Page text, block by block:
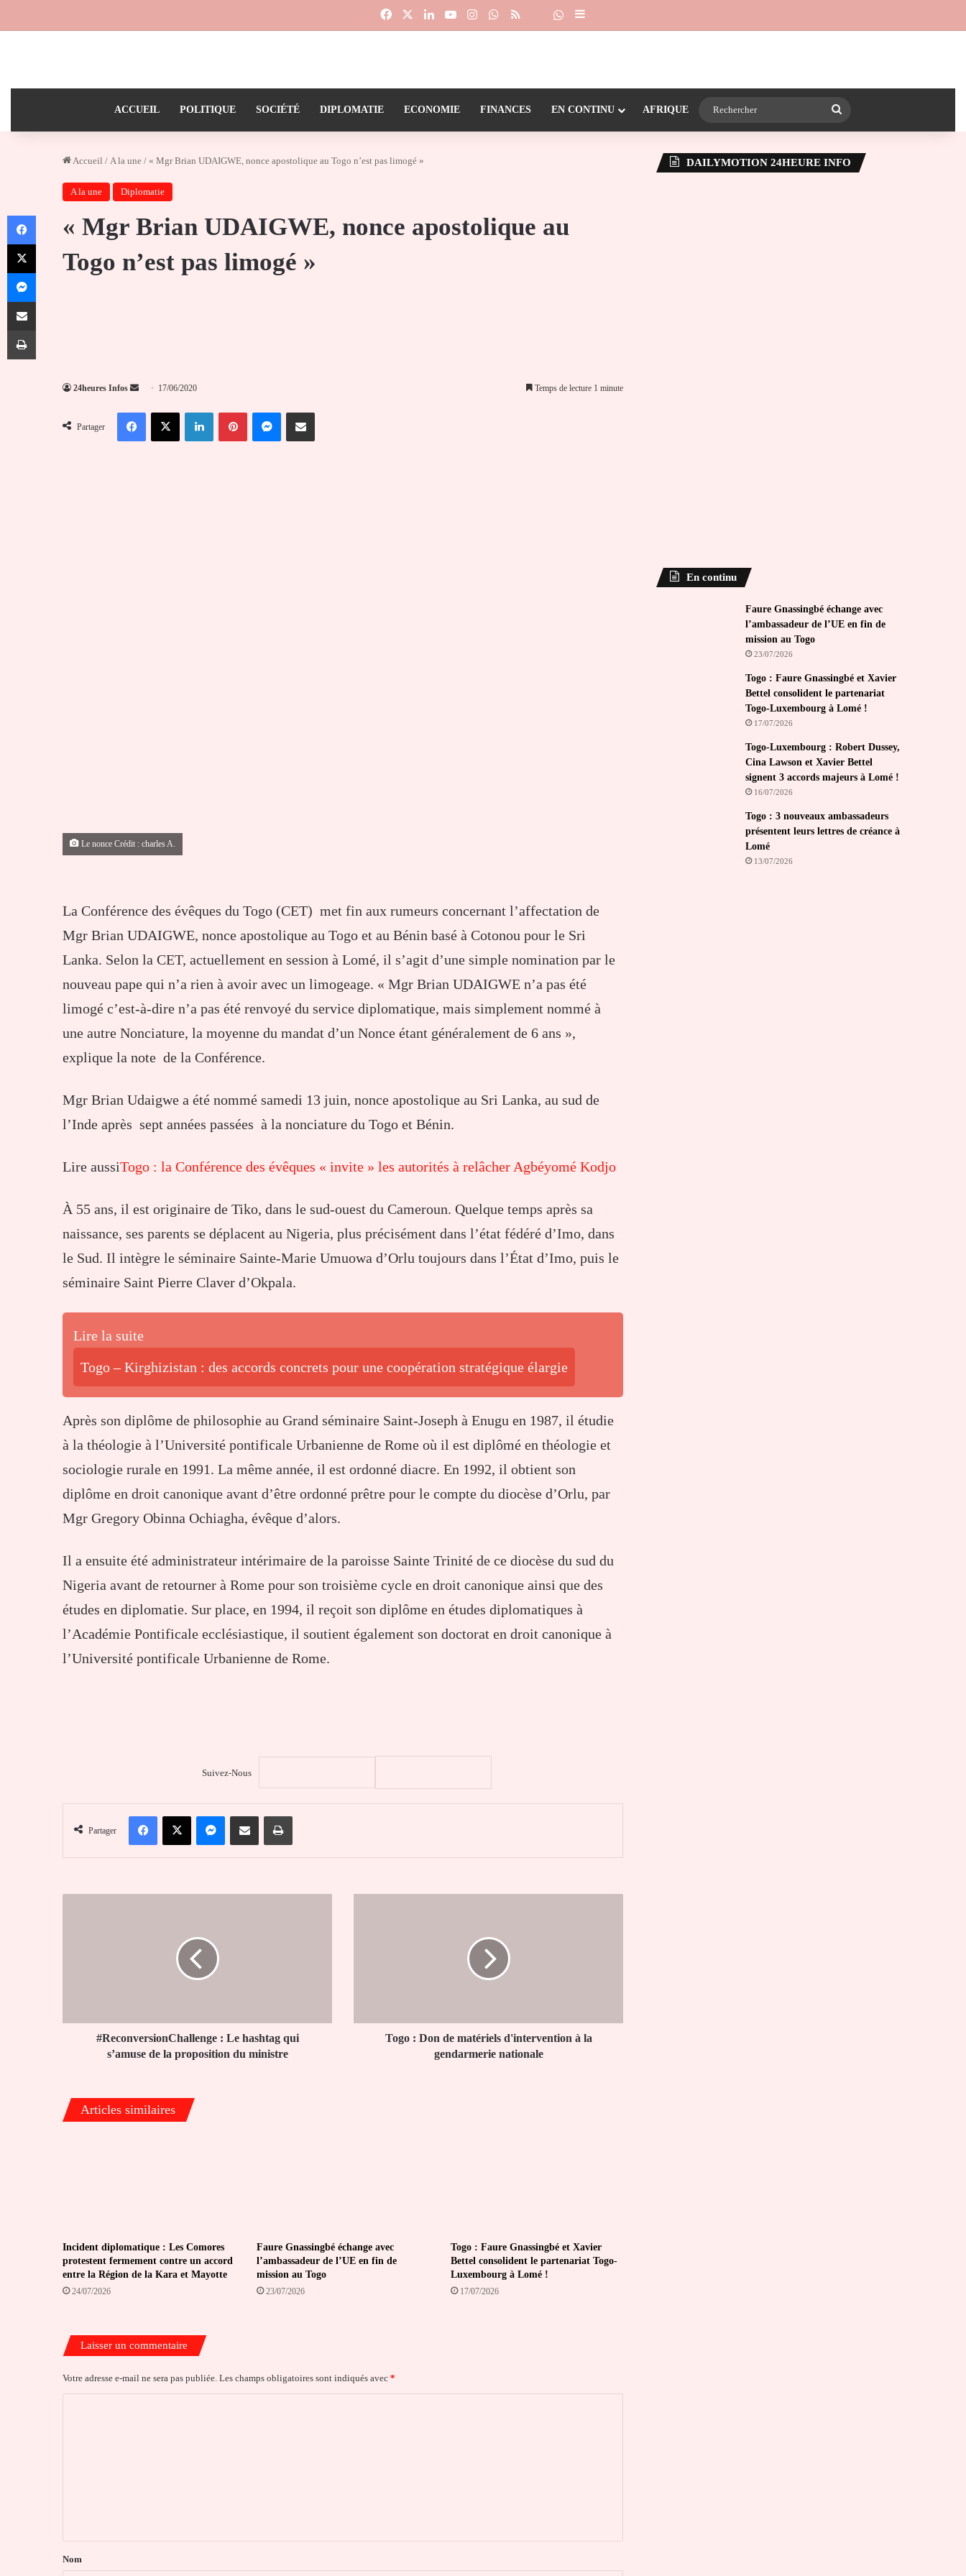
FacebookLinkedinYouTubeInstagramWhatsApp
RSS Dailymotion
Suivre la chaîne 24heureinfo sur WhatsApp
Sidebar (barre latérale)
ACCUEIL POLITIQUE SOCIÉTÉ DIPLOMATIE ECONOMIE FINANCES EN CONTINU AFRIQUE
Accueil / A la une / « Mgr Brian UDAIGWE, nonce apostolique au Togo n’est pas limogé »
A la une Diplomatie
« Mgr Brian UDAIGWE, nonce apostolique au
Togo n’est pas limogé »
24heures Infos
Envoyer
courriel
17/06/2020 Temps de lecture 1 minute
Partager
FacebookX LinkedinPinterestMessengerPartager par email
Le nonce Crédit : charles A.
La Conférence des évêques du Togo (CET) met fin aux rumeurs concernant l’affectation de
Mgr Brian UDAIGWE, nonce apostolique au Togo et au Bénin basé à Cotonou pour le Sri
Lanka. Selon la CET, actuellement en session à Lomé, il s’agit d’une simple nomination par le
nouveau pape qui n’a rien à avoir avec un limogeage. « Mgr Brian UDAIGWE n’a pas été
limogé c’est-à-dire n’a pas été renvoyé du service diplomatique, mais simplement nommé à
une autre Nonciature, la moyenne du mandat d’un Nonce étant généralement de 6 ans »,
explique la note de la Conférence.
Mgr Brian Udaigwe a été nommé samedi 13 juin, nonce apostolique au Sri Lanka, au sud de
l’Inde après sept années passées à la nonciature du Togo et Bénin.
Lire aussiTogo : la Conférence des évêques « invite » les autorités à relâcher Agbéyomé Kodjo
À 55 ans, il est originaire de Tiko, dans le sud-ouest du Cameroun. Quelque temps après sa
naissance, ses parents se déplacent au Nigeria, plus précisément dans l’état fédéré d’Imo, dans
le Sud. Il intègre le séminaire Sainte-Marie Umuowa d’Orlu toujours dans l’État d’Imo, puis le
séminaire Saint Pierre Claver d’Okpala.
Lire la suite
Togo – Kirghizistan : des accords concrets pour une coopération stratégique élargie
Après son diplôme de philosophie au Grand séminaire Saint-Joseph à Enugu en 1987, il étudie
à la théologie à l’Université pontificale Urbanienne de Rome où il est diplômé en théologie et
sociologie rurale en 1991. La même année, il est ordonné diacre. En 1992, il obtient son
diplôme en droit canonique avant d’être ordonné prêtre pour le compte du diocèse d’Orlu, par
Mgr Gregory Obinna Ochiagha, évêque d’alors.
Il a ensuite été administrateur intérimaire de la paroisse Sainte Trinité de ce diocèse du sud du
Nigeria avant de retourner à Rome pour son troisième cycle en droit canonique ainsi que des
études en diplomatie. Sur place, en 1994, il reçoit son diplôme en études diplomatiques à
l’Académie Pontificale ecclésiastique, il soutient également son doctorat en droit canonique à
l’Université pontificale Urbanienne de Rome.
Suivez-Nous
Partager
FacebookX MessengerPartager par email Imprimer
du
#ReconversionChallenge : Le hashtag qui
s’amuse de la proposition du ministre
gendarmerie
nationaleTogo : Don de matériels d'intervention à la
gendarmerie nationale
Articles similaires
Incident diplomatique : Les Comores
protestent fermement contre un accord
entre la Région de la Kara et Mayotte
24/07/2026
Faure Gnassingbé échange avec
l’ambassadeur de l’UE en fin de
mission au Togo
23/07/2026
Togo : Faure Gnassingbé et Xavier
Bettel consolident le partenariat Togo-
Luxembourg à Lomé !
17/07/2026
Laisser un commentaire
Votre adresse e-mail ne sera pas publiée. Les champs obligatoires sont indiqués avec *
a
Nom
DAILYMOTION 24HEURE INFO
En continu
Faure Gnassingbé échange avec
l’ambassadeur de l’UE en fin de
mission au Togo
23/07/2026
Togo : Faure Gnassingbé et Xavier
Bettel consolident le partenariat
Togo-Luxembourg à Lomé !
17/07/2026
Togo-Luxembourg : Robert Dussey,
Cina Lawson et Xavier Bettel
signent 3 accords majeurs à Lomé !
16/07/2026
Togo : 3 nouveaux ambassadeurs
présentent leurs lettres de créance à
Lomé
13/07/2026
Facebook
X
Messenger
Partager par email